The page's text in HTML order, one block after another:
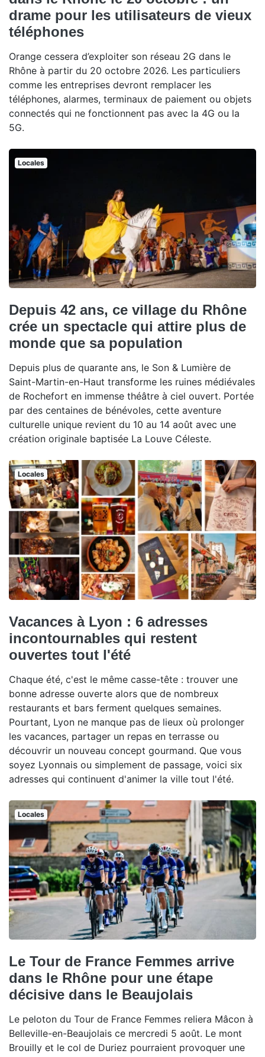
drame pour les utilisateurs de vieux
téléphones
Orange cessera d’exploiter son réseau 2G dans le
Rhône à partir du 20 octobre 2026. Les particuliers
comme les entreprises devront remplacer les
téléphones, alarmes, terminaux de paiement ou objets
connectés qui ne fonctionnent pas avec la 4G ou la
5G.
Locales
Depuis 42 ans, ce village du Rhône
crée un spectacle qui attire plus de
monde que sa population
Depuis plus de quarante ans, le Son & Lumière de
Saint-Martin-en-Haut transforme les ruines médiévales
de Rochefort en immense théâtre à ciel ouvert. Portée
par des centaines de bénévoles, cette aventure
culturelle unique revient du 10 au 14 août avec une
création originale baptisée La Louve Céleste.
Locales
Vacances à Lyon : 6 adresses
incontournables qui restent
ouvertes tout l'été
Chaque été, c'est le même casse-tête : trouver une
bonne adresse ouverte alors que de nombreux
restaurants et bars ferment quelques semaines.
Pourtant, Lyon ne manque pas de lieux où prolonger
les vacances, partager un repas en terrasse ou
découvrir un nouveau concept gourmand. Que vous
soyez Lyonnais ou simplement de passage, voici six
adresses qui continuent d'animer la ville tout l'été.
Locales
Le Tour de France Femmes arrive
dans le Rhône pour une étape
décisive dans le Beaujolais
Le peloton du Tour de France Femmes reliera Mâcon à
Belleville-en-Beaujolais ce mercredi 5 août. Le mont
Brouilly et le col de Duriez pourraient provoquer une